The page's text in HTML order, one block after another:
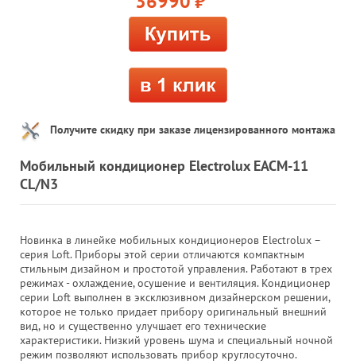
Получите скидку при заказе лицензированного монтажа
Мобильный кондиционер Electrolux EACM-11
CL/N3
Новинка в линейке мобильных кондиционеров Electrolux –
серия Loft. Приборы этой серии отличаются компактным
стильным дизайном и простотой управления. Работают в трех
режимах - охлаждение, осушение и вентиляция. Кондиционер
серии Loft выполнен в эксклюзивном дизайнерском решении,
которое не только придает прибору оригинальный внешний
вид, но и существенно улучшает его технические
характеристики. Низкий уровень шума и специальный ночной
режим позволяют использовать прибор круглосуточно.